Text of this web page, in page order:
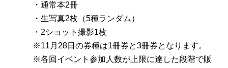
・通常本2冊
・生写真2枚（5種ランダム）
・2ショット撮影1枚
※11月28日の券種は1冊券と3冊券となります。
※各回イベント参加人数が上限に達した段階で販